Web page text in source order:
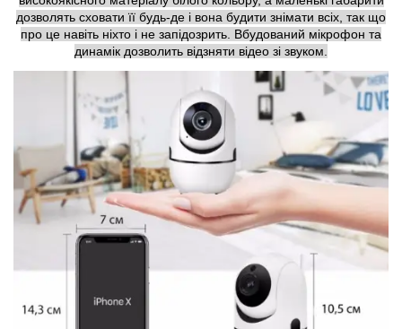
дозволять сховати її будь-де і вона будити знімати всіх, так що
про це навіть ніхто і не запідозрить. Вбудований мікрофон та
динамік дозволить відзняти відео зі звуком.